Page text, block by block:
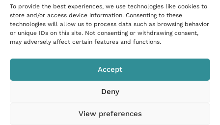
To provide the best experiences, we use technologies like cookies to
store and/or access device information. Consenting to these
technologies will allow us to process data such as browsing behavior
or unique IDs on this site. Not consenting or withdrawing consent,
may adversely affect certain features and functions.
Accept
Deny
View preferences
Tarif sur demande